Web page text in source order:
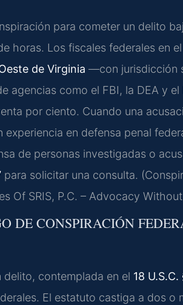
para cometer un delito
horas. Los fiscales federales en el
de Virginia —con jurisdicción
agencias como el FBI, la DEA y
por ciento. Cuando una
en defensa penal
de personas investigadas o
para solicitar una consulta.
Of SRIS, P.C. – Advocacy
DE CONSPIRACIÓN
contemplada en el 18 U.S.C.
El estatuto castiga a dos o